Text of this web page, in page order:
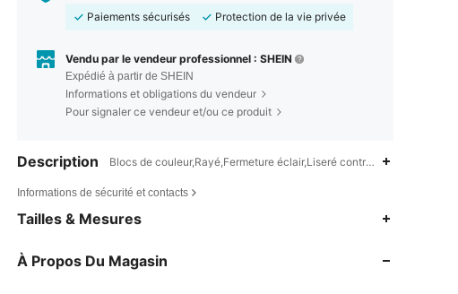
Paiements sécurisés
Protection de la vie privée
Vendu par le vendeur professionnel : SHEIN
Expédié à partir de SHEIN
Informations et obligations du vendeur
Pour signaler ce vendeur et/ou ce produit
Description Blocs de couleur,Rayé,Fermeture éclair,Liseré
Informations de sécurité et contacts
Tailles & Mesures
À Propos Du Magasin
4,83
4,83
7K